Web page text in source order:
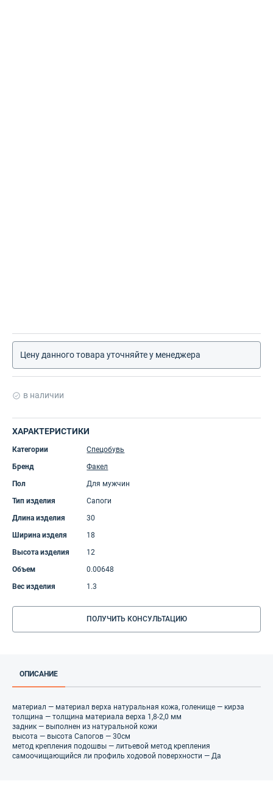
Цену данного товара уточняйте у менеджера
в наличии
ХАРАКТЕРИСТИКИ
Категории
Спецобувь
Бренд
Факел
Пол
Для мужчин
Тип изделия
Сапоги
Длина изделия
30
Ширина изделя
18
Высота изделия
12
Объем
0.00648
Вес изделия
1.3
ПОЛУЧИТЬ КОНСУЛЬТАЦИЮ
ОПИСАНИЕ
материал — материал верха натуральная кожа, голенище — кирза
толщина — толщина материала верха 1,8-2,0 мм
задник — выполнен из натуральной кожи
высота — высота Сапогов — 30см
метод крепления подошвы — литьевой метод крепления
самоочищающийся ли профиль ходовой поверхности — Да